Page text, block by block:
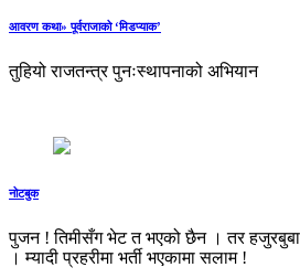
आवरण कथा» पूर्वराजाको ‘मिडप्याक’
तुहियो राजतन्त्र पुनःस्थापनाको अभियान
नोटबुक
पुजन ! तिमीसँग भेट त भएको छैन । तर
। म्यादी प्रहरीमा भर्ती भएकामा सलाम !